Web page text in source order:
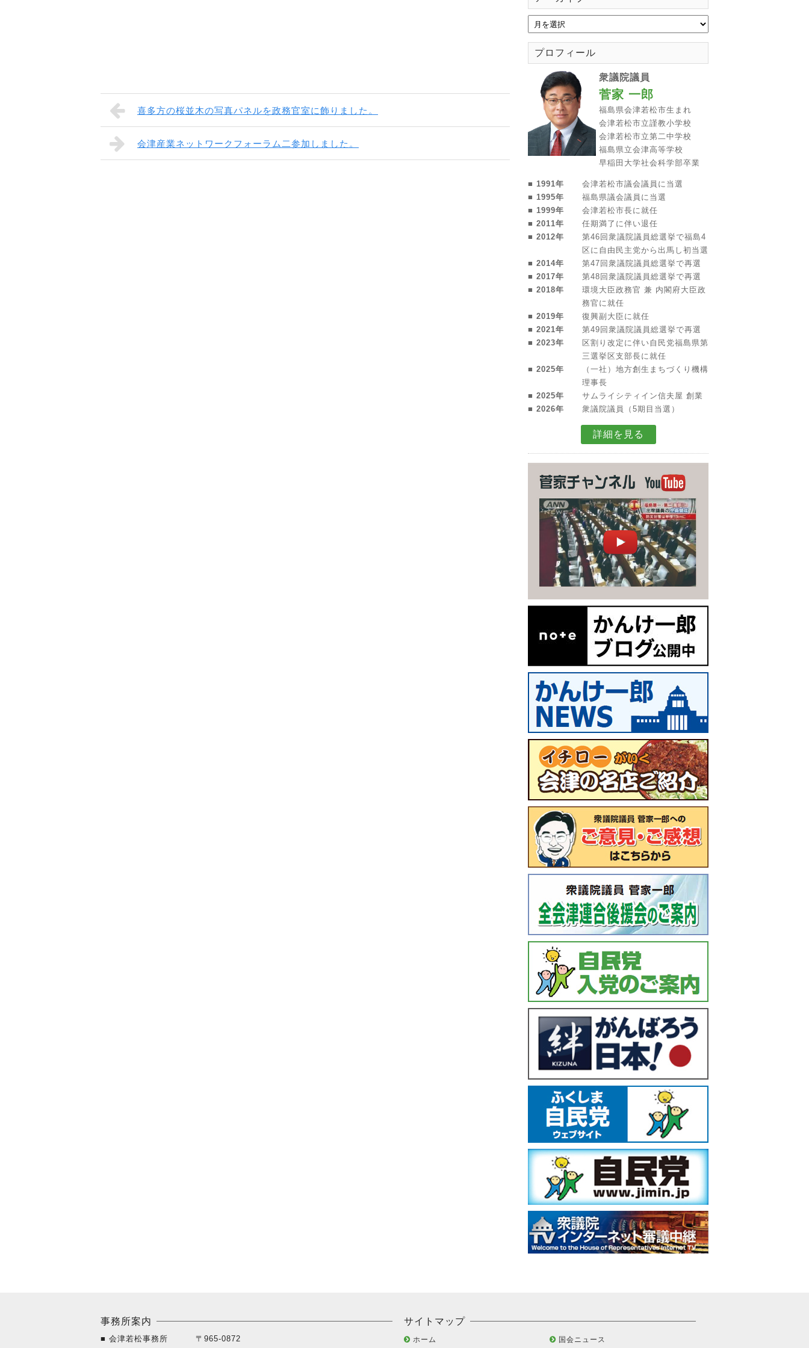
喜多方の桜並木の写真パネルを政務官室に飾りました。
会津産業ネットワークフォーラム二参加しました。
プロフィール
衆議院議員
菅家 一郎
福島県会津若松市生まれ
会津若松市立謹教小学校
会津若松市立第二中学校
福島県立会津高等学校
早稲田大学社会科学部卒業
■ 1991年
会津若松市議会議員に当選
■ 1995年
福島県議会議員に当選
■ 1999年
会津若松市長に就任
■ 2011年
任期満了に伴い退任
■ 2012年
第46回衆議院議員総選挙で福島4
区に自由民主党から出馬し初当選
■ 2014年
第47回衆議院議員総選挙で再選
■ 2017年
第48回衆議院議員総選挙で再選
■ 2018年
環境大臣政務官 兼 内閣府大臣政
務官に就任
■ 2019年
復興副大臣に就任
■ 2021年
第49回衆議院議員総選挙で再選
■ 2023年
区割り改定に伴い自民党福島県第
三選挙区支部長に就任
■ 2025年
（一社）地方創生まちづくり機構
理事長
■ 2025年
サムライシティイン信夫屋 創業
■ 2026年
衆議院議員（5期目当選）
詳細を見る
事務所案内
■ 会津若松事務所
〒965-0872
サイトマップ
ホーム 国会ニュース